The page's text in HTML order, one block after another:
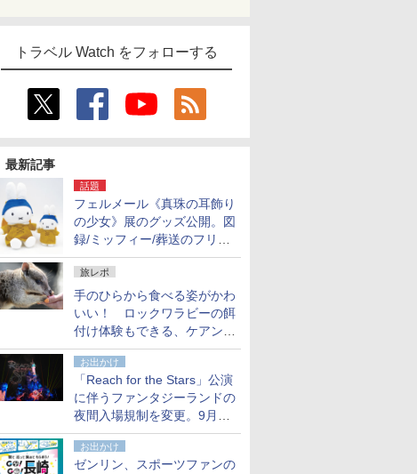
トラベル Watch をフォローする
最新記事
話題
フェルメール《真珠の耳飾り
の少女》展のグッズ公開。図
録/ミッフィー/葬送のフリー
レンほか、注目ブランドコラ
ボが実現
旅レポ
手のひらから食べる姿がかわ
いい！ ロックワラビーの餌
付け体験もできる、ケアンズ
でアサートン高原の日本語ガ
イド付きツアーに参加してみ
た
お出かけ
「Reach for the Stars」公演
に伴うファンタジーランドの
夜間入場規制を変更。9月か
ら18時50分～20時ごろに
お出かけ
ゼンリン、スポーツファンの